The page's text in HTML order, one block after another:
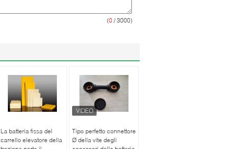
(0 / 3000)
La batteria fissa del
carrello elevatore della
Tipo perfetto connettore
Ø della vite degli